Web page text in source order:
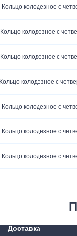
Кольцо колодезное с
Кольцо колодезное с
Кольцо колодезное с
Кольцо колодезное с
Кольцо колодезное с
Кольцо колодезное с
Кольцо колодезное с
Доставка